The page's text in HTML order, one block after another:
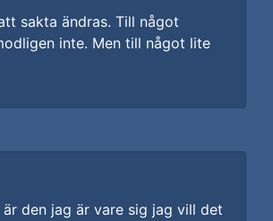
sakta ändras. Till något
inte. Men till något lite
är den jag är vare sig jag vill det